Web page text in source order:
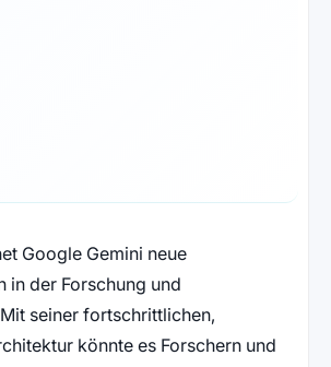
Google Gemini neue
in der Forschung und
seiner fortschrittlichen,
könnte es Forschern und